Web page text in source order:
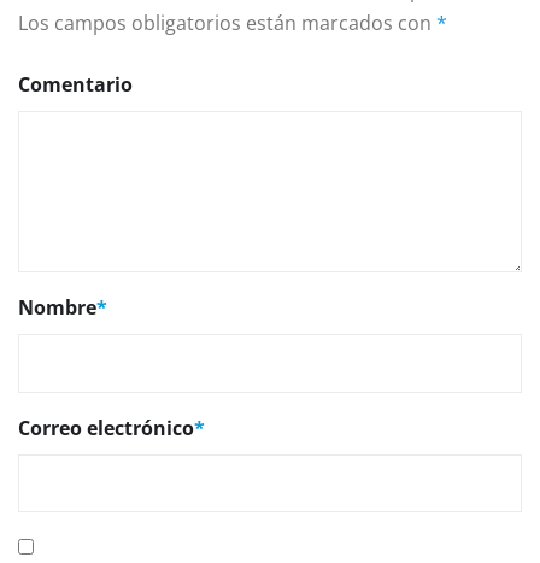
Los campos obligatorios están marcados con *
Comentario
Nombre*
Correo electrónico*